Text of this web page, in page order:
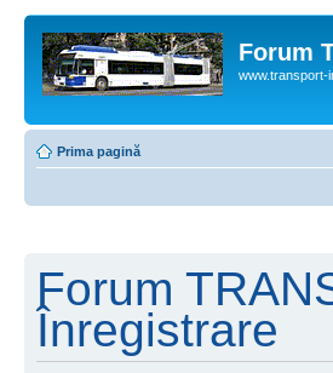
Forum
www.transport-
Prima pagină
Forum
Înregistrare